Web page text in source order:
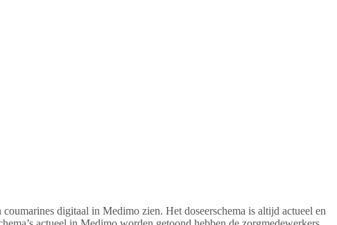
digitaal in Medimo zien. Het doseerschema is altijd actueel en